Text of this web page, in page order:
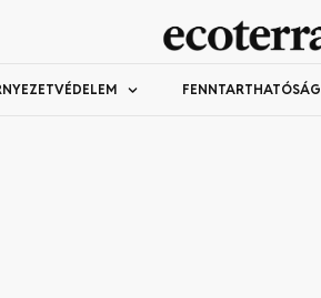
FENNTARTHATÓSÁG